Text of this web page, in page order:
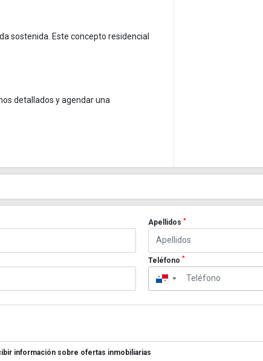
sostenida. Este concepto residencial
detallados y agendar una
Apellidos *
Teléfono *
▼
información sobre ofertas inmobiliarias